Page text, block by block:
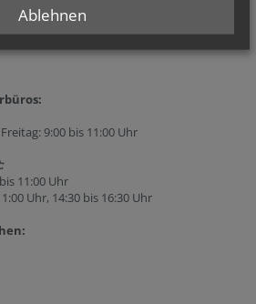
kontaktieren Sie als erste Anlaufstelle
(2522) 22 75
9:00 bis 11:00 Uhr
11:00 Uhr
Uhr, 14:30 bis 16:30 Uhr
Ablehnen